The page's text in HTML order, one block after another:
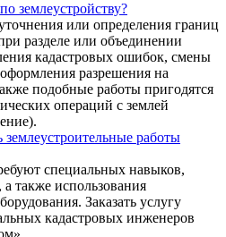
землеустройству?
или определения границ
разделе или объединении
кадастровых ошибок, смены
разрешения на
подобные работы пригодятся
операций с землей
работы
специальных навыков,
также использования
Заказать услугу
кадастровых инженеров